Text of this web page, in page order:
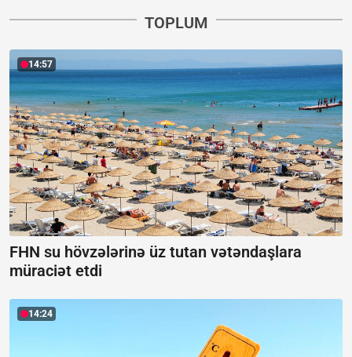
TOPLUM
14:57
FHN su hövzələrinə üz tutan vətəndaşlara
müraciət etdi
14:24